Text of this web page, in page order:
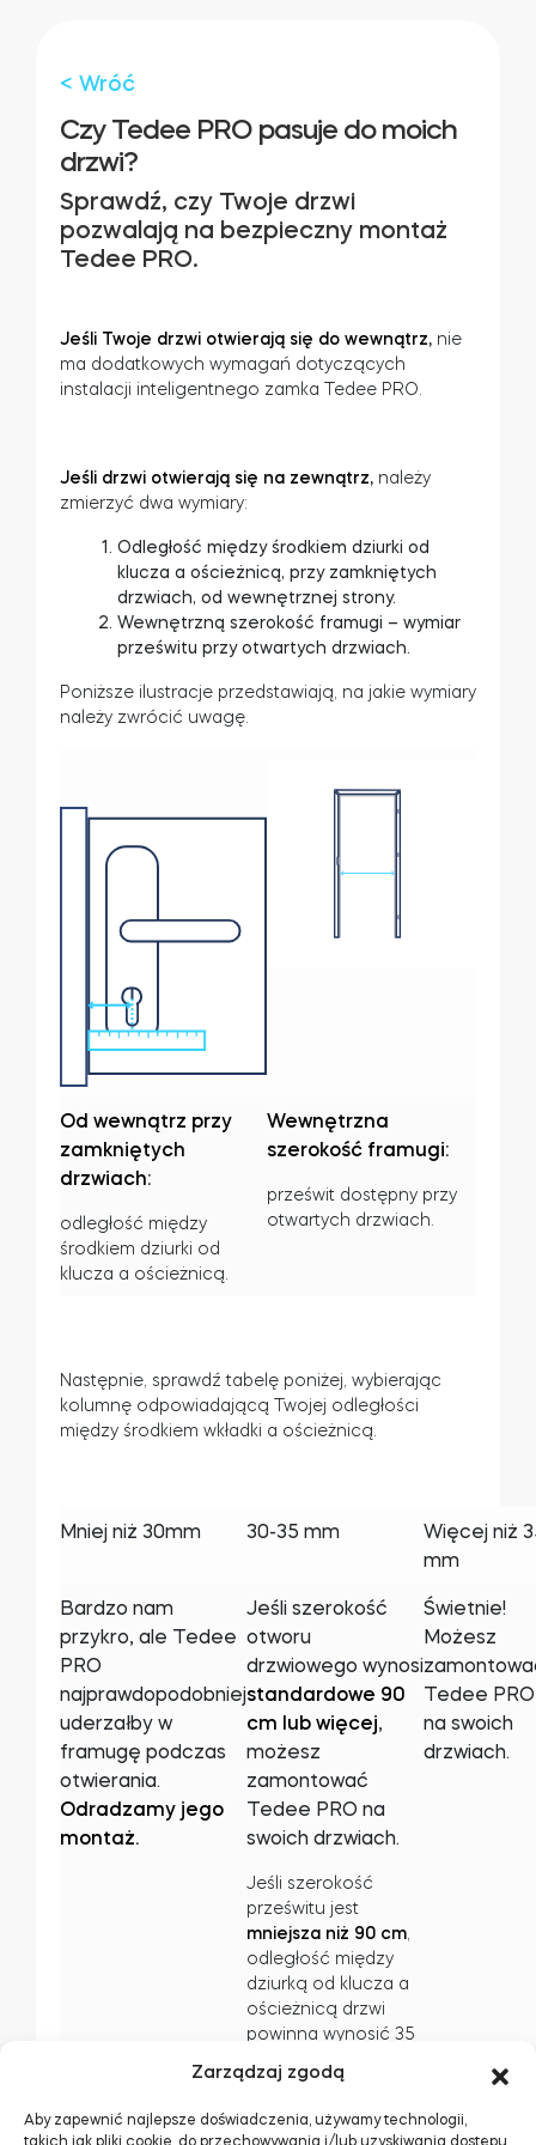
Zarządzaj zgodą
Aby zapewnić najlepsze doświadczenia, używamy technologii,
takich jak pliki cookie, do przechowywania i/lub uzyskiwania dostępu
Dostępy do domu
Tedee Keypad PRO
Tedee Biometric Module
Moduł przekaźnikowy BleBox
Tedee Dry Contact
Kup teraz
< Wróć
Czy Tedee PRO pasuje do moich
drzwi?
Sprawdź, czy Twoje drzwi
pozwalają na bezpieczny montaż
Tedee PRO.
Jeśli Twoje drzwi otwierają się do wewnątrz, nie
ma dodatkowych wymagań dotyczących
instalacji inteligentnego zamka Tedee PRO.
Jeśli drzwi otwierają się na zewnątrz, należy
zmierzyć dwa wymiary:
Odległość między środkiem dziurki od
klucza a ościeżnicą, przy zamkniętych
drzwiach, od wewnętrznej strony.
Wewnętrzną szerokość framugi – wymiar
prześwitu przy otwartych drzwiach.
Poniższe ilustracje przedstawiają, na jakie wymiary
należy zwrócić uwagę.
Od wewnątrz przy
zamkniętych
drzwiach:
odległość między
środkiem dziurki od
klucza a ościeżnicą.
Wewnętrzna
szerokość framugi:
prześwit dostępny przy
otwartych drzwiach.
Następnie, sprawdź tabelę poniżej, wybierając
kolumnę odpowiadającą Twojej odległości
między środkiem wkładki a ościeżnicą.
Mniej niż 30mm 30-35 mm
Więcej niż
mm
Bardzo nam
przykro, ale Tedee
PRO
najprawdopodobniej
uderzałby w
framugę podczas
otwierania.
Odradzamy jego
montaż.
Jeśli szerokość
otworu
drzwiowego wynosi
standardowe 90
cm lub więcej
możesz
zamontować
Tedee PRO na
swoich drzwiach.
Jeśli szerokość
prześwitu jest
mniejsza niż 90 cm
odległość między
dziurką od klucza a
ościeżnicą drzwi
powinna wynosić 35
wymiar jest mniejszy
Świetnie!
Możesz
Tedee PRO
na swoich
drzwiach.